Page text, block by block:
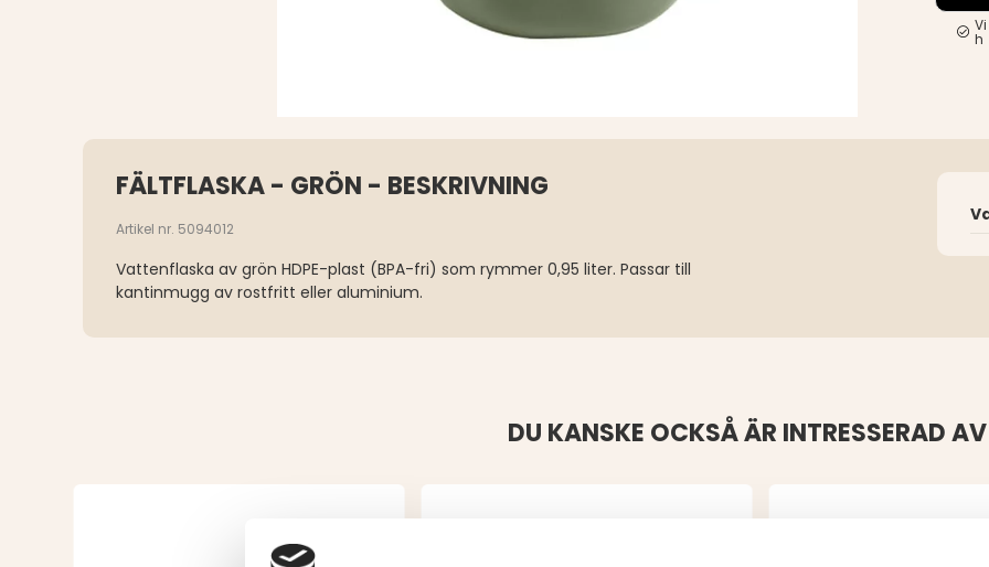
h
FÄLTFLASKA - GRÖN - BESKRIVNING
Artikel nr. 5094012
Vattenflaska av grön HDPE-plast (BPA-fri) som rymmer 0,95 liter. Passar till
kantinmugg av rostfritt eller aluminium.
DU KANSKE OCKSÅ ÄR INTRESSERAD AV